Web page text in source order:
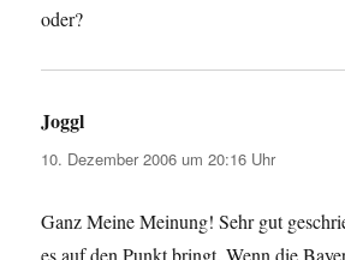
oder?
Joggl
10. Dezember 2006 um 20:16 Uhr
Ganz Meine Meinung! Sehr gut